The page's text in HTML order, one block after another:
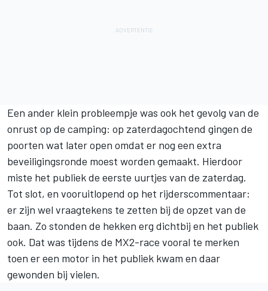
Een ander klein probleempje was ook het gevolg van de
onrust op de camping: op zaterdagochtend gingen de
poorten wat later open omdat er nog een extra
beveiligingsronde moest worden gemaakt. Hierdoor
miste het publiek de eerste uurtjes van de zaterdag.
Tot slot, en vooruitlopend op het rijderscommentaar:
er zijn wel vraagtekens te zetten bij de opzet van de
baan. Zo stonden de hekken erg dichtbij en het publiek
ook. Dat was tijdens de MX2-race vooral te merken
toen er een motor in het publiek kwam en daar
gewonden bij vielen.